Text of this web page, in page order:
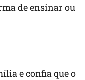
de ensinar ou
e confia que o